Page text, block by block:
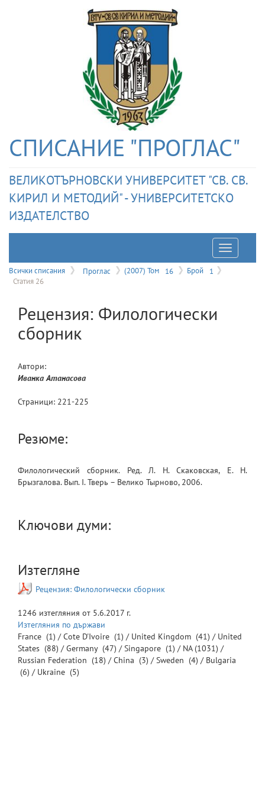
СПИСАНИЕ "ПРОГЛАС"
ВЕЛИКОТЪРНОВСКИ УНИВЕРСИТЕТ "СВ. СВ.
КИРИЛ И МЕТОДИЙ" - УНИВЕРСИТЕТСКО
ИЗДАТЕЛСТВО
Отваряне
на
Всички списания Проглас (2007) Том 16 Брой
1
Статия 26
Рецензия: Филологически
сборник
Автори:
Иванка Атанасова
Страници: 221-225
Резюме:
Филологический сборник. Ред. Л. Н. Скаковская, Е. Н.
Брызгалова. Bып. I. Тверь – Велико Тырново, 2006.
Ключови думи:
Изтегляне
Рецензия: Филологически сборник
1246 изтегляния от 5.6.2017 г.
Изтегляния по държави
France (1) /Cote D'Ivoire (1) / United Kingdom (41) / United
States (88) /Germany (47) /Singapore (1) / NA(1031) /
Russian Federation (18) /China (3) /Sweden (4) / Bulgaria
(6) / Ukraine (5)